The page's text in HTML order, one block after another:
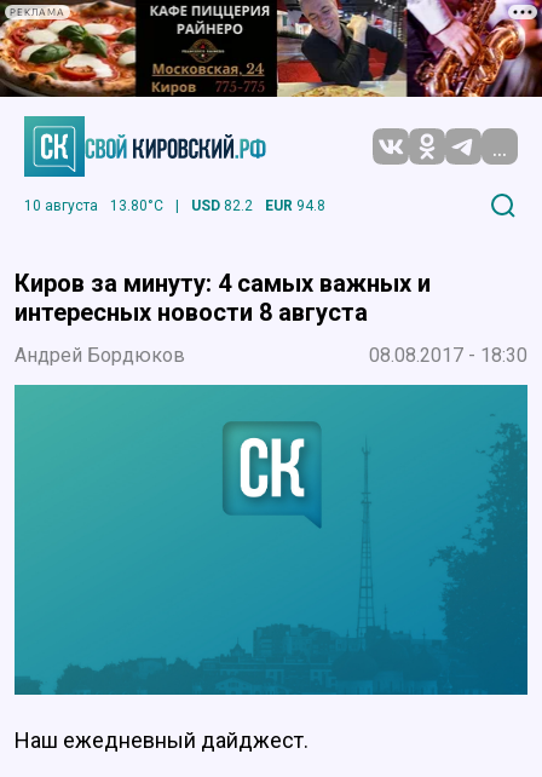
РЕКЛАМА
...
10 августа 13.80°C | USD 82.2 EUR 94.8
Киров за минуту: 4 самых важных и
интересных новости 8 августа
Андрей Бордюков 08.08.2017 - 18:30
Наш ежедневный дайджест.